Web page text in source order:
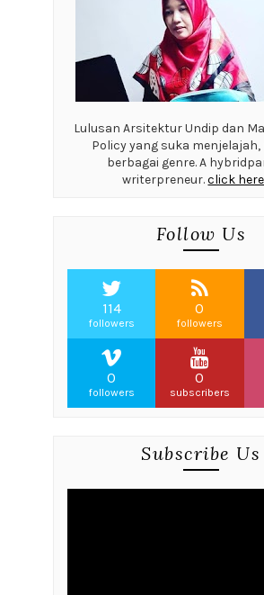
Lulusan Arsitektur Undip dan
Policy yang suka menjelajah,
berbagai genre. A
writerpreneur.click
Follow Us
114
followers
0
followers
0
followers
0
subscribers
Subscribe Us